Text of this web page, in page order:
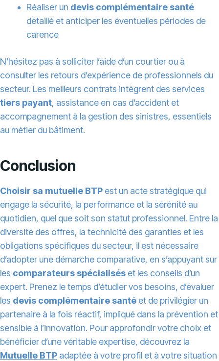
Réaliser un devis complémentaire santé
détaillé et anticiper les éventuelles périodes de
carence
N’hésitez pas à solliciter l’aide d’un courtier ou à
consulter les retours d’expérience de professionnels du
secteur. Les meilleurs contrats intègrent des services
tiers payant, assistance en cas d’accident et
accompagnement à la gestion des sinistres, essentiels
au métier du bâtiment.
Conclusion
Choisir sa mutuelle BTP est un acte stratégique qui
engage la sécurité, la performance et la sérénité au
quotidien, quel que soit son statut professionnel. Entre la
diversité des offres, la technicité des garanties et les
obligations spécifiques du secteur, il est nécessaire
d’adopter une démarche comparative, en s’appuyant sur
les comparateurs spécialisés et les conseils d’un
expert. Prenez le temps d’étudier vos besoins, d’évaluer
les devis complémentaire santé et de privilégier un
partenaire à la fois réactif, impliqué dans la prévention et
sensible à l’innovation. Pour approfondir votre choix et
bénéficier d’une véritable expertise, découvrez la
Mutuelle BTP adaptée à votre profil et à votre situation